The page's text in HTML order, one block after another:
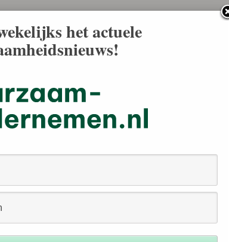
van de werkdag. Wie
van de bedrijfsvoering. Je
Toch wordt de digitale
hapert zorgt voor irritatie
bedrijf serieus te nemen.
van een onderneming.
er wordt gekozen voor een
verbruikt bij het transport
verschil maakt. Bovendien
niet wordt verspild aan het
het actuele